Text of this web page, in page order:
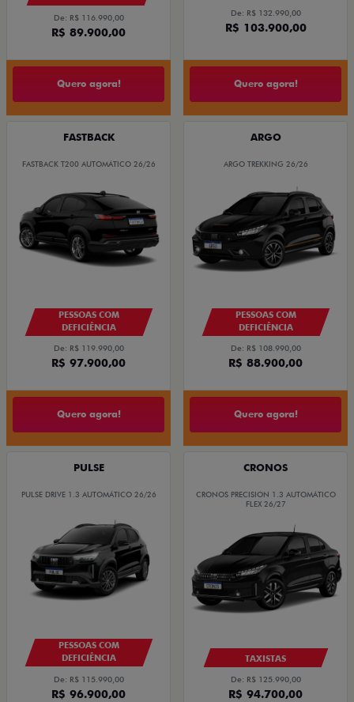
De: R$ 116.990,00
R$ 89.900,00
Quero agora!
De: R$ 132.990,00
R$ 103.900,00
Quero agora!
FASTBACK
FASTBACK T200 AUTOMÁTICO 26/26
PESSOAS COM
DEFICIÊNCIA
De: R$ 119.990,00
R$ 97.900,00
Quero agora!
ARGO
ARGO TREKKING 26/26
PESSOAS COM
DEFICIÊNCIA
De: R$ 108.990,00
R$ 88.900,00
Quero agora!
PULSE
PULSE DRIVE 1.3 AUTOMÁTICO 26/26
PESSOAS COM
DEFICIÊNCIA
De: R$ 115.990,00
R$ 96.900,00
CRONOS
CRONOS PRECISION 1.3 AUTOMÁTICO
FLEX 26/27
TAXISTAS
De: R$ 125.990,00
R$ 94.700,00